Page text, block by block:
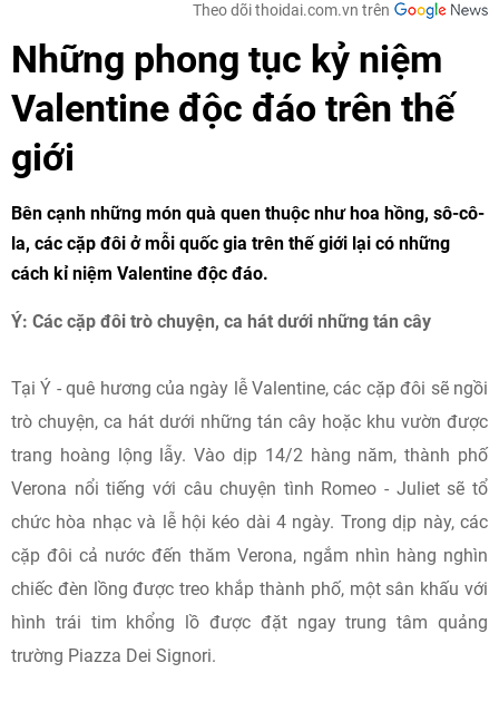
Theo dõi thoidai.com.vn trên
Những phong tục kỷ niệm
Valentine độc đáo trên thế
giới
Bên cạnh những món quà quen thuộc như hoa hồng, sô-cô-
la, các cặp đôi ở mỗi quốc gia trên thế giới lại có những
cách kỉ niệm Valentine độc đáo.
Ý: Các cặp đôi trò chuyện, ca hát dưới những tán cây
Tại Ý - quê hương của ngày lễ Valentine, các cặp đôi sẽ ngồi
trò chuyện, ca hát dưới những tán cây hoặc khu vườn được
trang hoàng lộng lẫy. Vào dịp 14/2 hàng năm, thành phố
Verona nổi tiếng với câu chuyện tình Romeo - Juliet sẽ tổ
chức hòa nhạc và lễ hội kéo dài 4 ngày. Trong dịp này, các
cặp đôi cả nước đến thăm Verona, ngắm nhìn hàng nghìn
chiếc đèn lồng được treo khắp thành phố, một sân khấu với
hình trái tim khổng lồ được đặt ngay trung tâm quảng
trường Piazza Dei Signori.